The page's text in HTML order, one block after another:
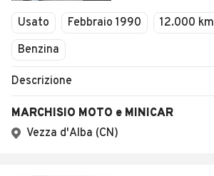
Usato Febbraio 1990 12.000 km
Benzina
Descrizione
MARCHISIO MOTO e MINICAR
Vezza d'Alba (CN)